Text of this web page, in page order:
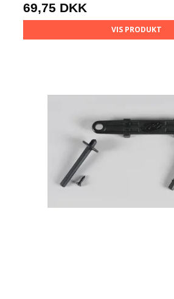
69,75 DKK
VIS PRODUKT